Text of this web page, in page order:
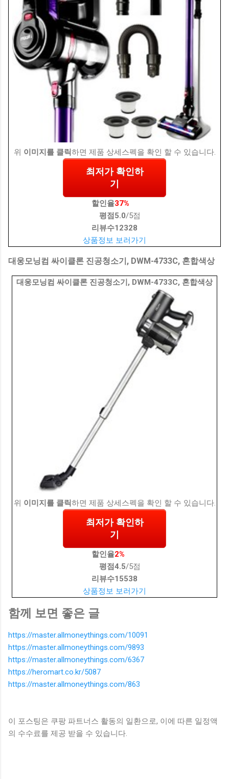
위 이미지를 클릭하면 제품 상세스펙을 확인 할 수 있습니다.
최저가 확인하
기
할인율37%
평점 5.0/5점
리뷰수12328
상품정보 보러가기
대웅모닝컴 싸이클론 진공청소기, DWM-4733C, 혼합색상
대웅모닝컴 싸이클론 진공청소기, DWM-4733C, 혼합색상
위 이미지를 클릭하면 제품 상세스펙을 확인 할 수 있습니다.
최저가 확인하
기
할인율2%
평점4.5/5점
리뷰수15538
상품정보 보러가기
함께 보면 좋은 글
https://master.allmoneythings.com/10091
https://master.allmoneythings.com/9893
https://master.allmoneythings.com/6367
https://heromart.co.kr/5087
https://master.allmoneythings.com/863
이 포스팅은 쿠팡 파트너스 활동의 일환으로, 이에 따른 일정액
의 수수료를 제공 받을 수 있습니다.